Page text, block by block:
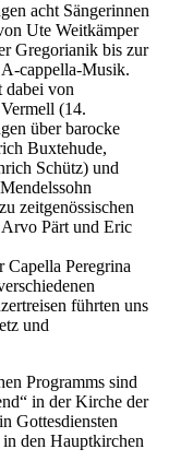
acht Sängerinnen
Ute Weitkämper
Gregorianik bis zur
cappella-Musik.
dabei von
(14.
über barocke
Buxtehude,
Schütz) und
zeitgenössischen
Pärt und Eric
Capella Peregrina
führten uns
und
Programms sind
in der Kirche der
Gottesdiensten
den Hauptkirchen